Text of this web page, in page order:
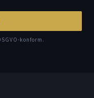
konform.